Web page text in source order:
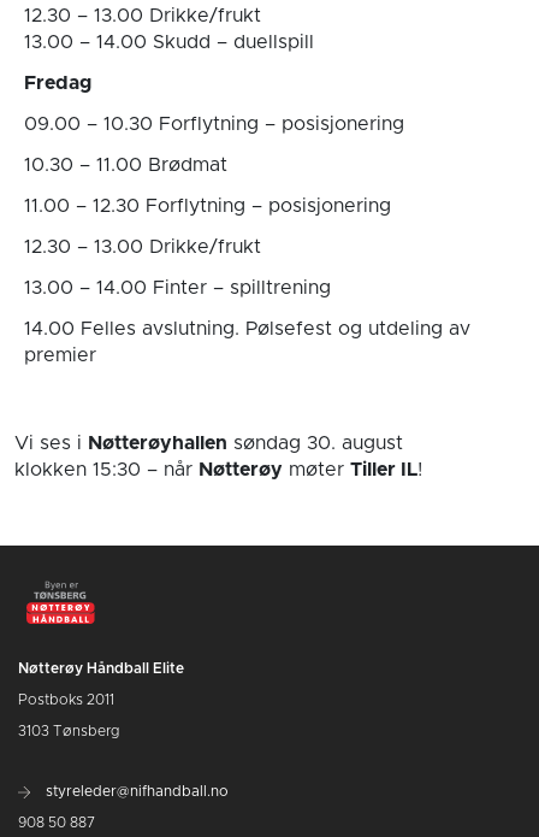
12.30 – 13.00 Drikke/frukt
13.00 – 14.00 Skudd – duellspill
Fredag
09.00 – 10.30 Forflytning – posisjonering
10.30 – 11.00 Brødmat
11.00 – 12.30 Forflytning – posisjonering
12.30 – 13.00 Drikke/frukt
13.00 – 14.00 Finter – spilltrening
14.00 Felles avslutning. Pølsefest og utdeling av
premier
Vi ses i Nøtterøyhallen søndag 30. august
klokken 15:30 – når Nøtterøy møter Tiller IL!
Nøtterøy Håndball Elite
Postboks 2011
3103 Tønsberg
styreleder@nifhandball.no
908 50 887